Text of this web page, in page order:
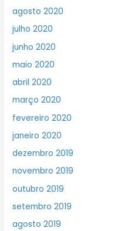
agosto 2020
julho 2020
junho 2020
maio 2020
abril 2020
março 2020
fevereiro 2020
janeiro 2020
dezembro 2019
novembro 2019
outubro 2019
setembro 2019
agosto 2019